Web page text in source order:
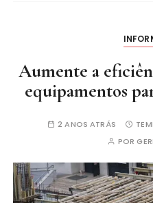
Aumente a
equipamentos
2 ANOS ATRÁS
POR